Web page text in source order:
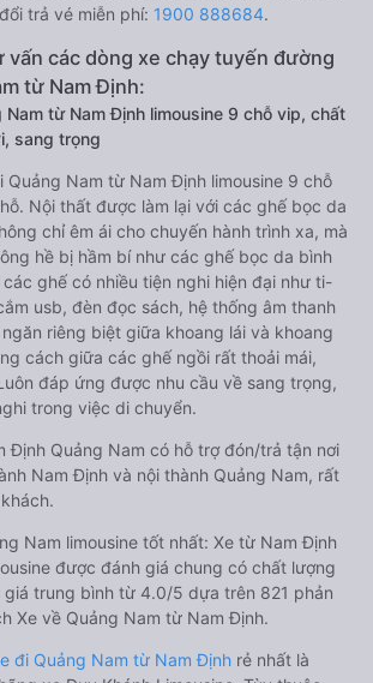
trả vé miễn phí: 1900 888684.
vấn các dòng xe chạy tuyến đường
từ Nam Định:
Nam từ Nam Định limousine 9 chỗ vip, chất
sang trọng
Quảng Nam từ Nam Định limousine 9 chỗ
Nội thất được làm lại với các ghế bọc da
chỉ êm ái cho chuyến hành trình xa, mà
hề bị hầm bí như các ghế bọc da bình
ghế có nhiều tiện nghi hiện đại như ti-
usb, đèn đọc sách, hệ thống âm thanh
riêng biệt giữa khoang lái và khoang
cách giữa các ghế ngồi rất thoải mái,
đáp ứng được nhu cầu về sang trọng,
trong việc di chuyển.
Định Quảng Nam có hỗ trợ đón/trả tận nơi
Nam Định và nội thành Quảng Nam, rất
Nam limousine tốt nhất: Xe từ Nam Định
được đánh giá chung có chất lượng
giá trung bình từ 4.0/5 dựa trên 821 phản
Xe về Quảng Nam từ Nam Định.
đi Quảng Nam từ Nam Định rẻ nhất là